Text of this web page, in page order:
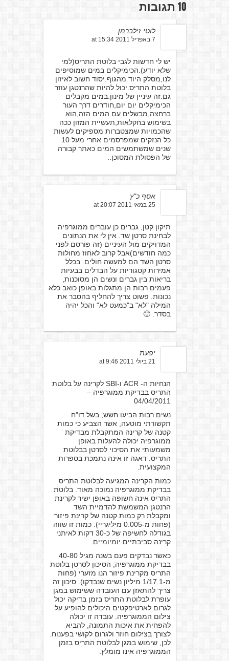
10 תגובות
לוטי זילברמן
7 באפריל 2011 at 15:34
יש לי חדשות לגבי בלוטת התריס(למי
שלא יודע).הכימיקלים במים שמוסיפים
לנו,מסלק היוד מהגוף.יסוד חשוב לאיזון
בלוטת התריס.יכול להיות שהרנטגן עוזר
גם.זה עיניין של מינון.במים מקבלים
הכימיקלים יום יום,חודרים דרך העור
ברחצה,מבשלים עם המים הזה,הוא
בשימוש בחקלאות,תעשיית המזון ככה
שהכמויות שמצטברות מספיקים לעשות
כל הנזקים שמפרסמים אחרי מעל 10
שנים שמשתמשים המים כאתר קבורה
של הפסולת המסוכן..
אסף כ"ץ
25 במאי 2011 at 20:07
תיקון קטן, גברים כן עוברים ממוגרפיה
לבחינת סרטן שד. אין לי את הנתונים
המדויקים מול העיניים (זה פורסם לפני
כמה חודשים)אבל קרוב לאחוז מחולות
סרטן השד הם למעשה חולים. בכלל
אמירות קטגוריות על הבדלים בבעיות
בריאות בין גברים ונשים הן מסוכנות,
פעמים רבות הן מתגלות באופן כואב כלא
נכונות. פשוט צריך להחליף בהסבר את
המילה "לא" ב"כמעט לא" והכל יהיה
בסדר. 🙂
יפעת
21 ביולי 2011 at 9:46
הנחיות ה- ACR ו-SBI לקרינה על בלוטת
התריס בבדיקת ממוגרפיה –
04/04/2011
נשים רבות הביעו חשש, בשל דו"ח
תקשורתי מוטעה, אשר הצביע כי כמות
קטנה של קרינה המתקבלת מבדיקת
ממוגרפיה יכולה להעלות באופן
משמעותי את הסיכוי לסרטן בבלוטת
התריס. דאגה זו אינה נתמכת בספרות
המקצועית.
כמות הקרינה המגיעה לבלוטת התריס
בבדיקת ממוגרפיה נמוכה מאוד. בלוטת
התריס אינה חשופה באופן ישיר לקרינת
הרנטגן המשמשת להדמיית השד
ומקבלת רק כמות קטנה של קרינת פיזור
(פחות מ-0.005 מיליגריי). כמות זו שווה
בגודלה לחשיפה של כ-30 דקות לאיתני
קרינה סביבתיים יומיומיים.
כאשר נבדקים פעם בשנה מגיל 40-80
בבדיקת ממוגרפיה, הסיכון לסרטן בלוטת
התריס מקרינת פיזור הנו מזערי (פחות
מ-1/17.1 מיליון נשים שנבדקו). סיכון זה
צריך להתאזן עם העובדה ששימוש במגן
עופרת לבלוטת התריס בזמן בדיקה יכול
לגרום לארטיפקטים היכולים להופיע על
צילום הממוגרפיה. עובדה זו יכולה
להפחית את איכות התמונה, להביא
לצורך בצילום חוזר ולגרום לקושי בפענוח.
לכן, שימוש במגן לבלוטת התריס בזמן
הממוגרפיה אינו מומלץ.